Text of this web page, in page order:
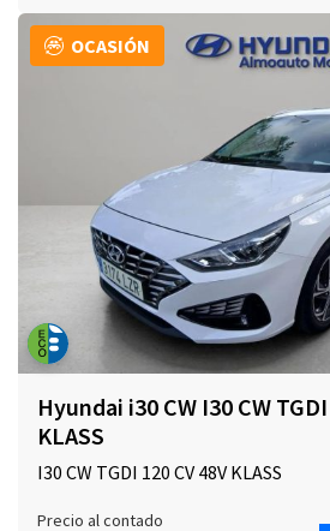
OCASIÓN
Hyundai i30 CW I30 CW
KLASS
I30 CW TGDI 120 CV 48V KLASS
Precio al contado